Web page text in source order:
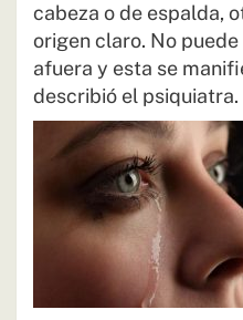
cabeza o de espalda,
origen claro. No
afuera y esta se
describió el psiquiatra.